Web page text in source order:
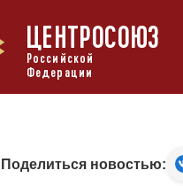
ЦЕНТРОСОЮЗ
Российской
Федерации
Поделиться новостью: